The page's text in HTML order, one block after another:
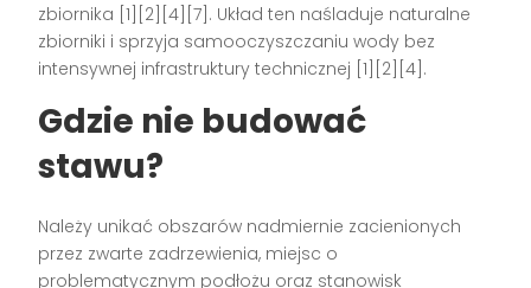
zbiornika [1][2][4][7]. Układ ten naśladuje naturalne
zbiorniki i sprzyja samooczyszczaniu wody bez
intensywnej infrastruktury technicznej [1][2][4].
Gdzie nie budować
stawu?
Należy unikać obszarów nadmiernie zacienionych
przez zwarte zadrzewienia, miejsc o
problematycznym podłożu oraz stanowisk